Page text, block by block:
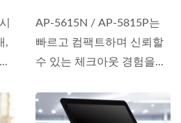
,
AP-5615N / AP-5815P는
빠르고 컴팩트하며 신뢰할
수 있는 체크아웃 경험을...